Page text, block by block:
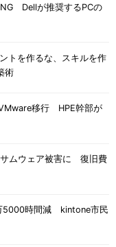
Dellが推奨するPCの
トを作るな、スキルを作
術
移行 HPE幹部が
ムウェア被害に 復旧費
5000時間減 kintone市民